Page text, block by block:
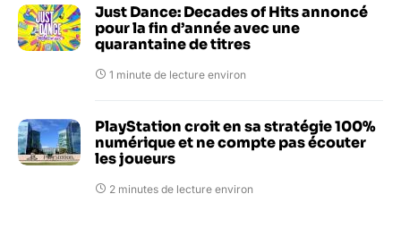
Just Dance: Decades of Hits annoncé
pour la fin d’année avec une
quarantaine de titres
1 minute de lecture environ
PlayStation croit en sa stratégie 100%
numérique et ne compte pas écouter
les joueurs
2 minutes de lecture environ